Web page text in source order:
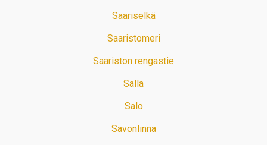
Saariselkä
Saaristomeri
Saariston rengastie
Salla
Salo
Savonlinna